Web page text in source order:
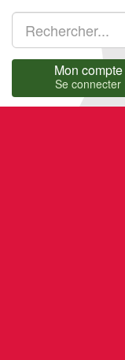
Mon compte
Se connecter